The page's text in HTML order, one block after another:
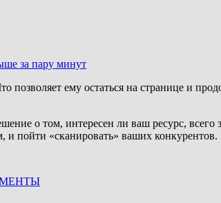
за пару минут
ему остаться на странице и
о том, интересен ли ваш ресурс, всего
и пойти «сканировать» ваших конкурентов.